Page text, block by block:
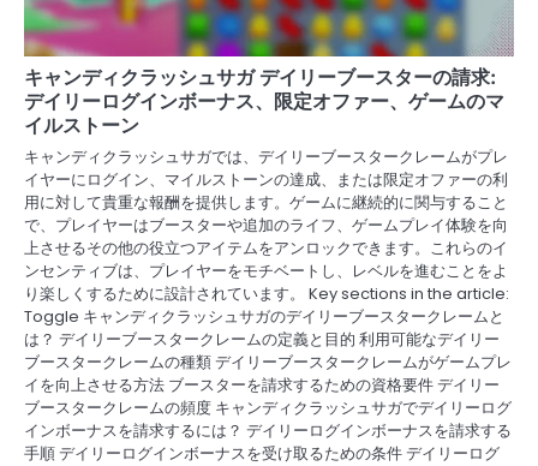
キャンディクラッシュサガ デイリーブースターの請求:
デイリーログインボーナス、限定オファー、ゲームのマ
イルストーン
キャンディクラッシュサガでは、デイリーブースタークレームがプレ
イヤーにログイン、マイルストーンの達成、または限定オファーの利
用に対して貴重な報酬を提供します。ゲームに継続的に関与すること
で、プレイヤーはブースターや追加のライフ、ゲームプレイ体験を向
上させるその他の役立つアイテムをアンロックできます。これらのイ
ンセンティブは、プレイヤーをモチベートし、レベルを進むことをよ
り楽しくするために設計されています。 Key sections in the article:
Toggle キャンディクラッシュサガのデイリーブースタークレームと
は？ デイリーブースタークレームの定義と目的 利用可能なデイリー
ブースタークレームの種類 デイリーブースタークレームがゲームプレ
イを向上させる方法 ブースターを請求するための資格要件 デイリー
ブースタークレームの頻度 キャンディクラッシュサガでデイリーログ
インボーナスを請求するには？ デイリーログインボーナスを請求する
手順 デイリーログインボーナスを受け取るための条件 デイリーログ